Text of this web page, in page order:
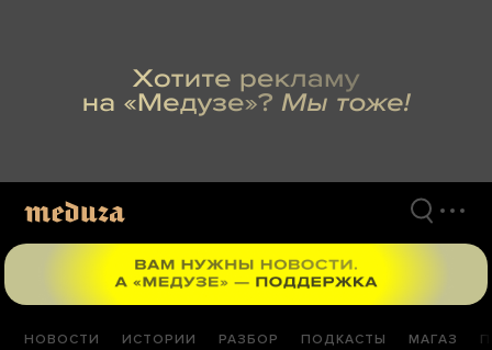
НОВОСТИ ИСТОРИИ РАЗБОР ПОДКАСТЫ МАГАЗ